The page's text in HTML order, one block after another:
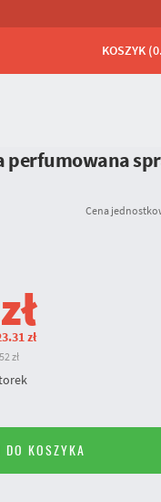
KOSZYK
perfumowana
Cena
zł
zł
zł
DO KOSZYKA